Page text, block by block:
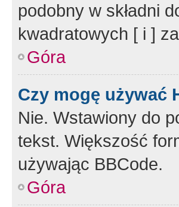
podobny w składni
kwadratowych [ i ]
Góra
Czy mogę używać
Nie. Wstawiony do
tekst. Większość
używając BBCode.
Góra